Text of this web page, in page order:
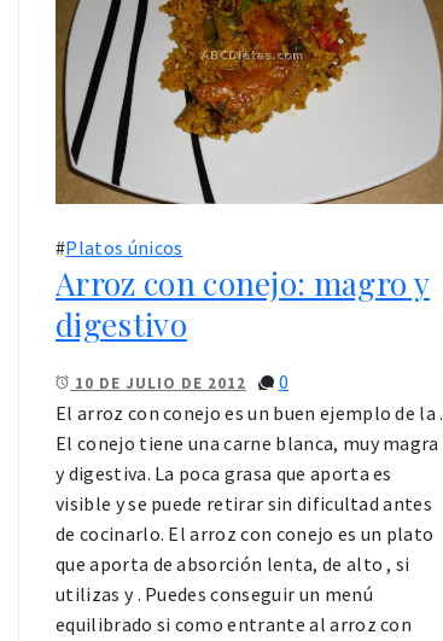
#Platos únicos
Arroz con conejo: magro y
digestivo
10 DE JULIO DE 2012
0
El arroz con conejo es un buen ejemplo de la .
El conejo tiene una carne blanca, muy magra
y digestiva. La poca grasa que aporta es
visible y se puede retirar sin dificultad antes
de cocinarlo. El arroz con conejo es un plato
que aporta de absorción lenta, de alto , si
utilizas y . Puedes conseguir un menú
equilibrado si como entrante al arroz con